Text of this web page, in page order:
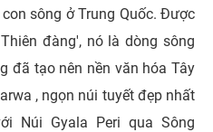
sông ở Trung Quốc. Được
đàng', nó là dòng sông
đã tạo nên nền văn hóa Tây
, ngọn núi tuyết đẹp nhất
Núi Gyala Peri qua Sông